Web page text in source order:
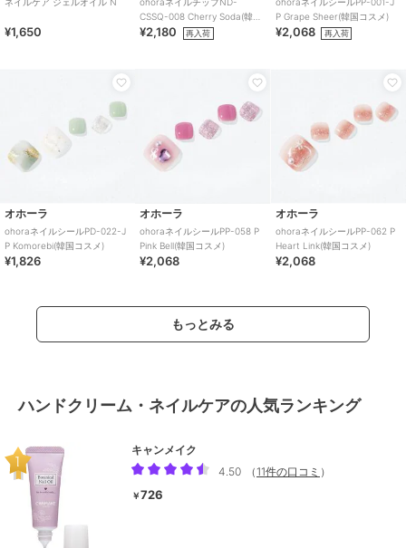
¥1,650
CSSQ-008 Cherry Soda(韓国
コスメ)
¥2,180 再入荷
P Grape Sheer(韓国コスメ)
¥2,068 再入荷
オホーラ
ohoraネイルシールPD-022-J
P Komorebi(韓国コスメ)
¥1,826
オホーラ
ohoraネイルシールPP-058 P
Pink Bell(韓国コスメ)
¥2,068
オホーラ
ohoraネイルシールPP-062 P
Heart Link(韓国コスメ)
¥2,068
もっとみる
ハンドクリーム・ネイルケアの人気ランキング
キャンメイク
4.50
（ 11件の口コミ ）
￥726